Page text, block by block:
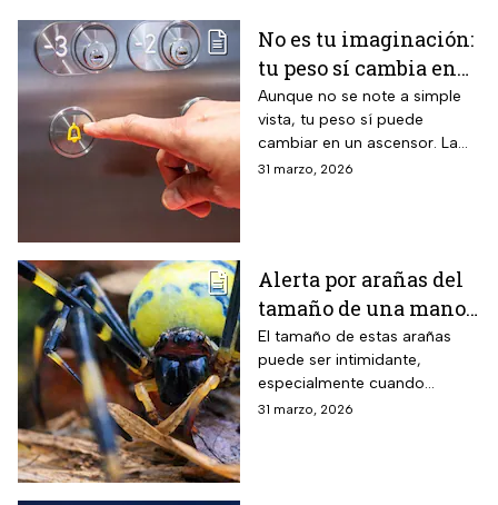
No es tu imaginación:
tu peso sí cambia en
un ascensor y la
ciencia lo explica
Aunque no se note a simple
vista, tu peso sí puede
cambiar en un ascensor. La
ciencia explica por qué ocurre
31 marzo, 2026
Alerta por arañas del
tamaño de una mano
que invaden EUA
El tamaño de estas arañas
puede ser intimidante,
especialmente cuando
aparecen cerca de viviendas,
31 marzo, 2026